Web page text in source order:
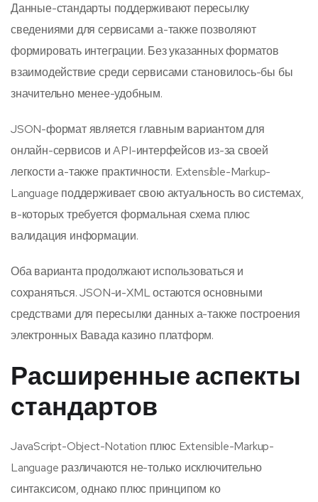
Данные-стандарты поддерживают пересылку
сведениями для сервисами а-также позволяют
формировать интеграции. Без указанных форматов
взаимодействие среди сервисами становилось-бы бы
значительно менее-удобным.
JSON-формат является главным вариантом для
онлайн-сервисов и API-интерфейсов из-за своей
легкости а-также практичности. Extensible-Markup-
Language поддерживает свою актуальность во системах,
в-которых требуется формальная схема плюс
валидация информации.
Оба варианта продолжают использоваться и
сохраняться. JSON-и-XML остаются основными
средствами для пересылки данных а-также построения
электронных Вавада казино платформ.
Расширенные аспекты
стандартов
JavaScript-Object-Notation плюс Extensible-Markup-
Language различаются не-только исключительно
синтаксисом, однако плюс принципом ко